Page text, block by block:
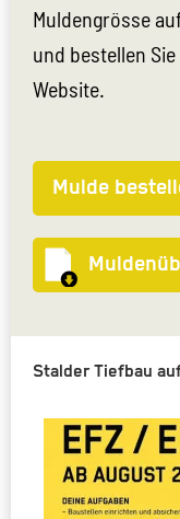
Muldengrösse
und bestellen
Website.
Mulde
Stalder Tiefbau